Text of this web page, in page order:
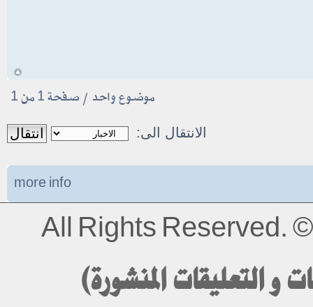
موضوع واحد • صفحة1من1
الانتقال الى:
more info
All Rights Reserved.